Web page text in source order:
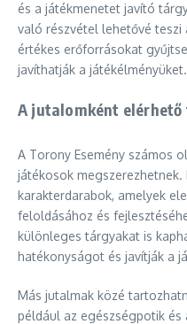
és a játékmenetet javító
való részvétel lehetővé teszi
értékes erőforrásokat
javíthatják a játékélményüket.
A jutalomként
A Torony Esemény számos
játékosok
karakterdarabok, amelyek
feloldásához és
különleges tárgyakat is
hatékonyságot és javítják a
Más jutalmak közé
például az egészségpotik